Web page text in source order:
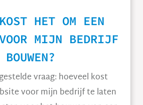
HET OM EEN
MIJN BEDRIJF
vraag: hoeveel kost
voor mijn bedrijf te laten